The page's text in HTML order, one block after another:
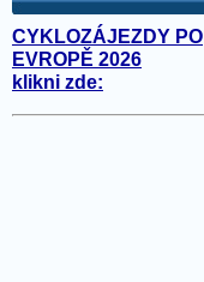
CYKLOZÁJEZDY PO
EVROPĚ 2026
klikni zde: